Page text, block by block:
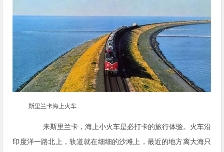
斯里兰卡海上火车
来斯里兰卡，海上小火车是必打卡的旅行体验。火车沿
印度洋一路北上，轨道就在细细的沙滩上，最近的地方离大海只